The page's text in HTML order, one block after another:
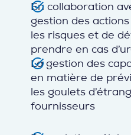
En collaboration
gestion des
les risques et de
prendre en cas
La gestion des
en matière de
les goulets
fournisseurs